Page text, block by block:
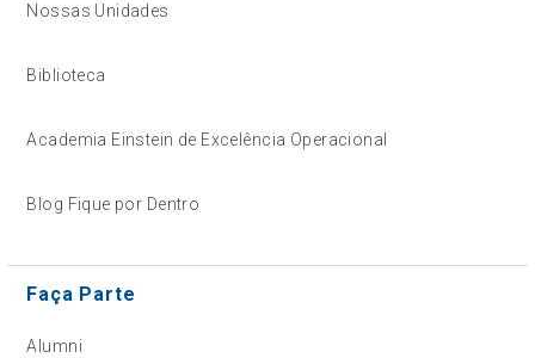
Nossas Unidades
Biblioteca
Academia Einstein de Excelência Operacional
Blog Fique por Dentro
Faça Parte
Alumni